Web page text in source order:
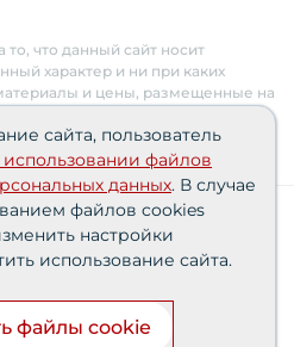
что данный сайт носит
характер и ни при каких
и цены, размещенные на
офертой. Застройщик имеет
к защите
«СЗ «Партнер‑Строй»»
при поддержке
сайта, пользователь
файлов
данных. В случае
файлов cookies
настройки
использование сайта.
файлы cookie